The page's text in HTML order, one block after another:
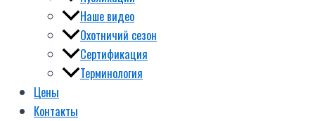
Наше видео
Охотничий сезон
Сертификация
Терминология
Цены
Контакты